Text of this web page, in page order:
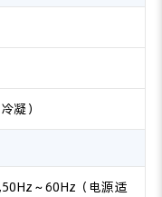
凝）
～60Hz（电源适